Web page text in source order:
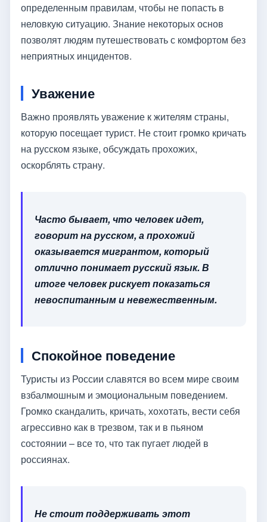
определенным правилам, чтобы не попасть в
неловкую ситуацию. Знание некоторых основ
позволят людям путешествовать с комфортом без
неприятных инцидентов.
Уважение
Важно проявлять уважение к жителям страны,
которую посещает турист. Не стоит громко кричать
на русском языке, обсуждать прохожих,
оскорблять страну.
Часто бывает, что человек идет,
говорит на русском, а прохожий
оказывается мигрантом, который
отлично понимает русский язык. В
итоге человек рискует показаться
невоспитанным и невежественным.
Спокойное поведение
Туристы из России славятся во всем мире своим
взбалмошным и эмоциональным поведением.
Громко скандалить, кричать, хохотать, вести себя
агрессивно как в трезвом, так и в пьяном
состоянии – все то, что так пугает людей в
россиянах.
Не стоит поддерживать этот